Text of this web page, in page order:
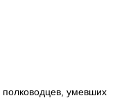
умевших